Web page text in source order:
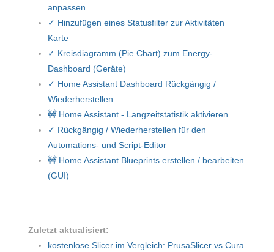
anpassen
✓ Hinzufügen eines Statusfilter zur Aktivitäten
Karte
✓ Kreisdiagramm (Pie Chart) zum Energy-
Dashboard (Geräte)
✓ Home Assistant Dashboard Rückgängig /
Wiederherstellen
🚧 Home Assistant - Langzeitstatistik aktivieren
✓ Rückgängig / Wiederherstellen für den
Automations- und Script-Editor
🚧 Home Assistant Blueprints erstellen / bearbeiten
(GUI)
Zuletzt aktualisiert:
kostenlose Slicer im Vergleich: PrusaSlicer vs Cura